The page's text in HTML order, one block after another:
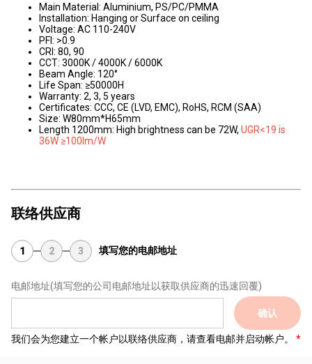
Main Material: Aluminium, PS/PC/PMMA
Installation: Hanging or Surface on ceiling
Voltage: AC 110-240V
PFI: >0.9
CRI: 80, 90
CCT: 3000K / 4000K / 6000K
Beam Angle: 120°
Life Span: ≥50000H
Warranty: 2, 3, 5 years
Certificates: CCC, CE (LVD, EMC), RoHS, RCM (SAA)
Size: W80mm*H65mm
Length 1200mm: High brightness can be 72W, UGR<19 is
36W ≥100lm/W
联络供应商
1 2 3 填写您的电邮地址
电邮地址(填写您的公司电邮地址以获取供应商的迅速回覆)
确认
我们会为您建立一个帐户以联络供应商，请查看电邮并启动帐户。